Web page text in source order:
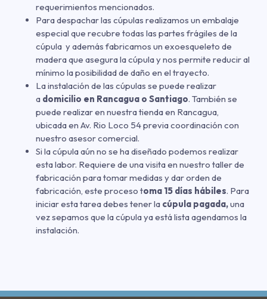
requerimientos mencionados.
Para despachar las cúpulas realizamos un embalaje
especial que recubre todas las partes frágiles de la
cúpula y además fabricamos un exoesqueleto de
madera que asegura la cúpula y nos permite reducir al
mínimo la posibilidad de daño en el trayecto.
La instalación de las cúpulas se puede realizar
a domicilio en Rancagua o Santiago. También se
puede realizar en nuestra tienda en Rancagua,
ubicada en Av. Rio Loco 54 previa coordinación con
nuestro asesor comercial.
Si la cúpula aún no se ha diseñado podemos realizar
esta labor. Requiere de una visita en nuestro taller de
fabricación para tomar medidas y dar orden de
fabricación, este proceso toma 15 días hábiles. Para
iniciar esta tarea debes tener la cúpula pagada,una
vez sepamos que la cúpula ya está lista agendamos la
instalación.